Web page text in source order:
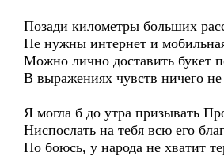
Позади километры больших
Не нужны интернет и
Можно лично доставить букет
В выражениях чувств ничего не
Я могла б до утра призывать
Ниспослать на тебя всю его
Но боюсь, у народа не хватит